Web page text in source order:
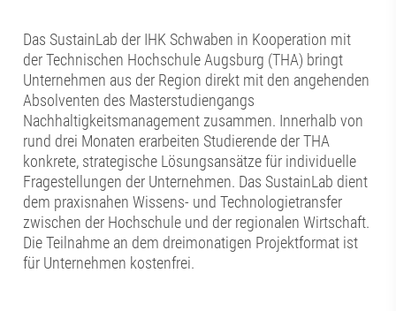
Das SustainLab der IHK Schwaben in Kooperation mit
der Technischen Hochschule Augsburg (THA) bringt
Unternehmen aus der Region direkt mit den angehenden
Absolventen des Masterstudiengangs
Nachhaltigkeitsmanagement zusammen. Innerhalb von
rund drei Monaten erarbeiten Studierende der THA
konkrete, strategische Lösungsansätze für individuelle
Fragestellungen der Unternehmen. Das SustainLab dient
dem praxisnahen Wissens- und Technologietransfer
zwischen der Hochschule und der regionalen Wirtschaft.
Die Teilnahme an dem dreimonatigen Projektformat ist
für Unternehmen kostenfrei.